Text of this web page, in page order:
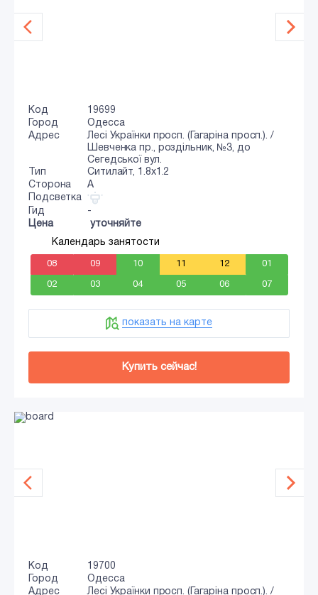
Код
19699
Город
Одесса
Адрес
Лесі Українки просп. (Гагаріна просп.). /
Шевченка пр., роздільник, №3, до
Сегедської вул.
Тип
Ситилайт, 1.8x1.2
Сторона
A
Подсветка
Гид
-
Цена
уточняйте
Календарь занятости
08 09 10 11 12 01
02 03 04 05 06 07
показать на карте
Купить сейчас!
Код
19700
Город
Одесса
Адрес
Лесі Українки просп. (Гагаріна просп.). /